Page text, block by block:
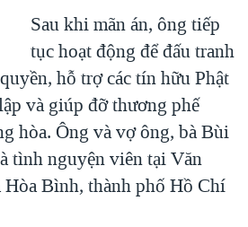
Sau khi mãn án, ông tiếp
tục hoạt động để đấu tranh
hỗ trợ các tín hữu Phật
và giúp đỡ thương phế
hòa. Ông và vợ ông, bà Bùi
tình nguyện viên tại Văn
Bình, thành phố Hồ Chí